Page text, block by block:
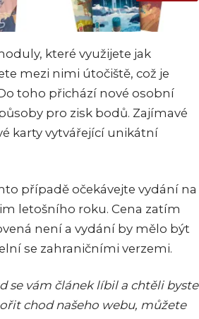
které využijete jak
mezi nimi útočiště, což je
toho přichází nové osobní
pro zisk bodů. Zajímavé
karty vytvářející unikátní
případě očekávejte vydání na
letošního roku. Cena zatím
není a vydání by mělo být
se zahraničními verzemi.
se vám článek líbil a chtěli byste
chod našeho webu, můžete